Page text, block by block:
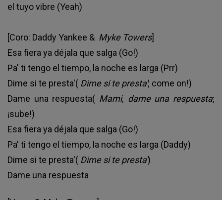
el tuyo vibre (Yeah)
[Coro: Daddy Yankee & Myke Towers]
Esa fiera ya déjala que salga (Go!)
Pa' ti tengo el tiempo, la noche es larga (Prr)
Dime si te presta'( Dime si te presta'; come on!)
Dame una respuesta( Mami, dame una respuesta;
¡sube!)
Esa fiera ya déjala que salga (Go!)
Pa' ti tengo el tiempo, la noche es larga (Daddy)
Dime si te presta'( Dime si te presta')
Dame una respuesta